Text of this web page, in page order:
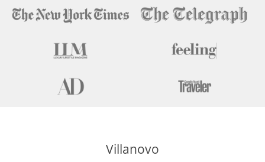
Ristorante
Sala fitness
Villanovo